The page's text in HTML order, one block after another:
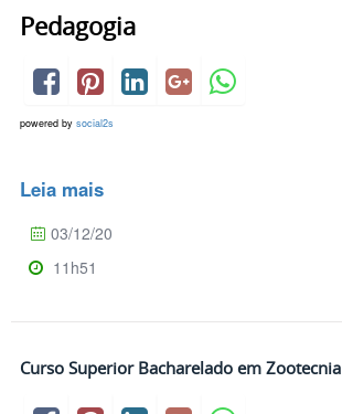
Pedagogia
powered by social2s
Leia mais
03/12/20
11h51
Curso Superior Bacharelado em Zootecnia